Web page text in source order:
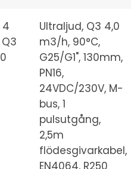
4
Ultraljud, Q3 4,0
m3/h, 90°C,
G25/G1", 130mm,
PN16,
24VDC/230V, M-
bus, 1
pulsutgång,
2,5m
flödesgivarkabel,